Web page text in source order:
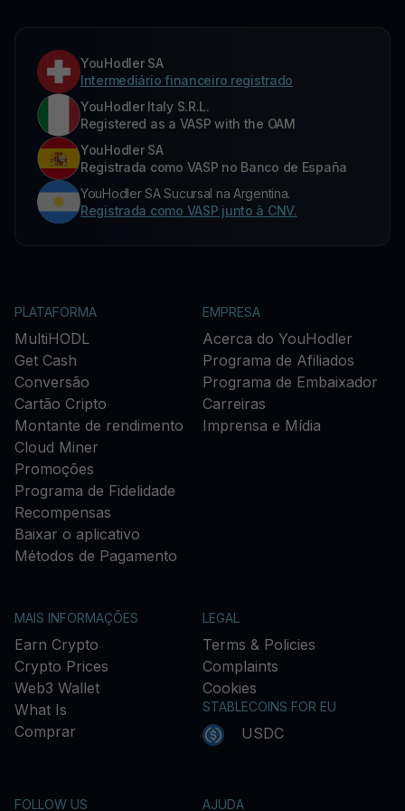
YouHodler SA
Intermediário financeiro registrado
YouHodler Italy S.R.L.
Registered as a VASP with the OAM
YouHodler SA
Registrada como VASP no Banco de España
YouHodler SA Sucursal na Argentina.
Registrada como VASP junto à CNV.
PLATAFORMA
MultiHODL
Get Cash
Conversão
Cartão Cripto
Montante de rendimento
Cloud Miner
Promoções
Programa de Fidelidade
Recompensas
Baixar o aplicativo
Métodos de Pagamento
EMPRESA
Acerca do YouHodler
Programa de Afiliados
Programa de Embaixador
Carreiras
Imprensa e Mídia
MAIS INFORMAÇÕES
Earn Crypto
Crypto Prices
Web3 Wallet
What Is
Comprar
LEGAL
Terms & Policies
Complaints
Cookies
STABLECOINS FOR EU
USDC
FOLLOW US AJUDA